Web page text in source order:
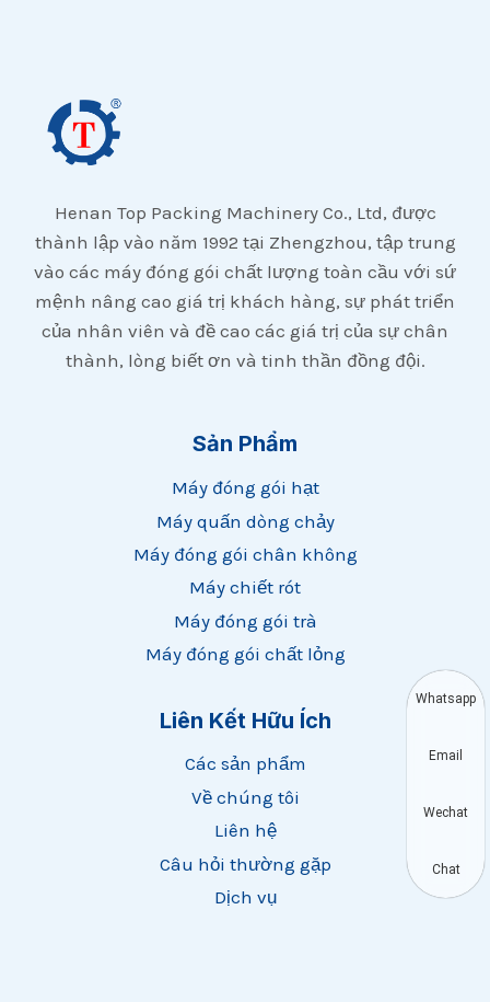
Henan Top Packing Machinery Co., Ltd, được
thành lập vào năm 1992 tại Zhengzhou, tập trung
vào các máy đóng gói chất lượng toàn cầu với sứ
mệnh nâng cao giá trị khách hàng, sự phát triển
của nhân viên và đề cao các giá trị của sự chân
thành, lòng biết ơn và tinh thần đồng đội.
Sản Phẩm
Máy đóng gói hạt
Máy quấn dòng chảy
Máy đóng gói chân không
Máy chiết rót
Máy đóng gói trà
Máy đóng gói chất lỏng
Liên Kết Hữu Ích
Các sản phẩm
Về chúng tôi
Liên hệ
Câu hỏi thường gặp
Dịch vụ
Whatsapp
Email
Wechat
Chat